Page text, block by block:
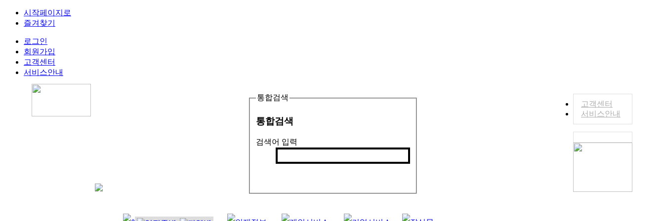
고객센터
서비스안내
시작페이지로
즐겨찾기
로그인
회원가입
고객센터
서비스안내
통합검색
통합검색
검색어 입력